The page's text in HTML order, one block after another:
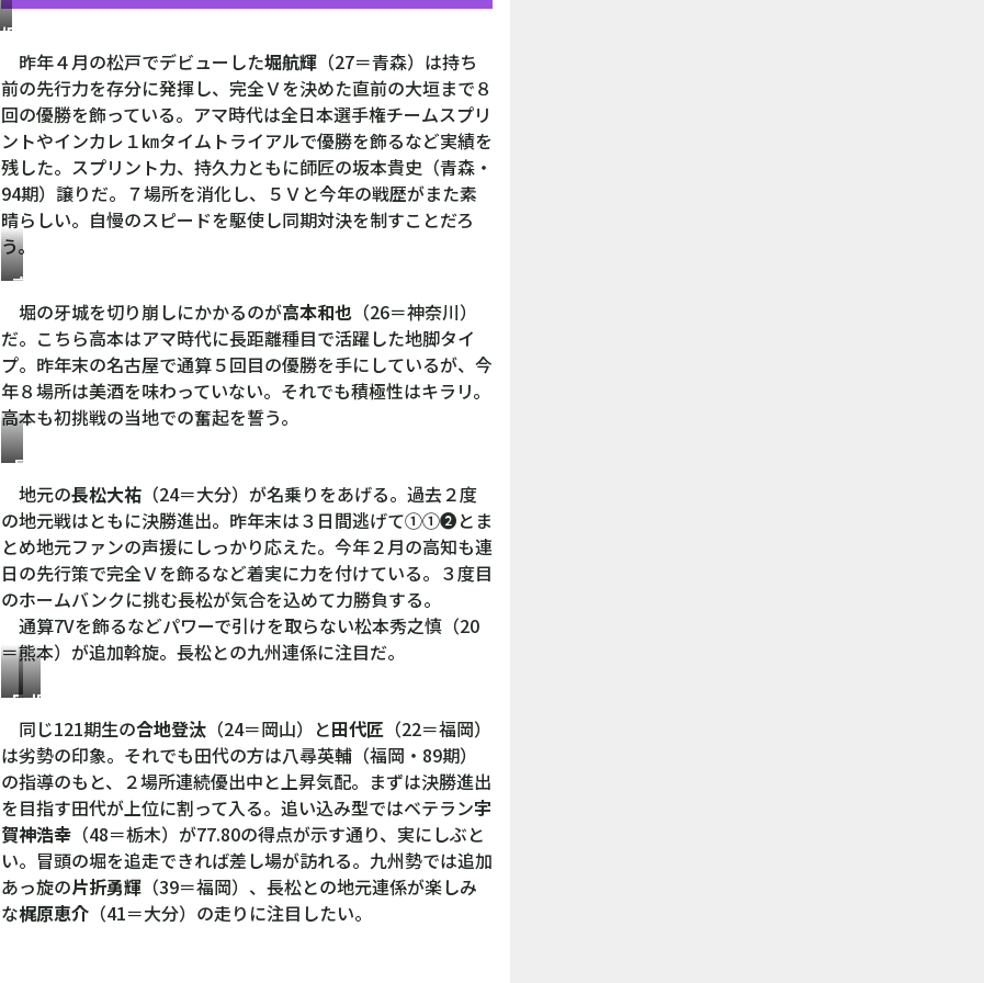
堀
輝
昨年４月の松戸でデビューした堀航輝 （27＝青森）は持ち
前の先行力を存分に発揮し、完全Ｖを決めた直前の大垣まで８
回の優勝を飾っている。アマ時代は全日本選手権チームスプリ
ントやインカレ１㎞タイムトライアルで優勝を飾るなど実績を
残した。スプリント力、持久力ともに師匠の坂本貴史（青森・
94期）譲りだ。７場所を消化し、５Ｖと今年の戦歴がまた素
晴らしい。自慢のスピードを駆使し同期対決を制すことだろ
う。
高
本
和
也
堀の牙城を切り崩しにかかるのが高本和也 （26＝神奈川）
だ。こちら高本はアマ時代に長距離種目で活躍した地脚タイ
プ。昨年末の名古屋で通算５回目の優勝を手にしているが、今
年８場所は美酒を味わっていない。それでも積極性はキラリ。
高本も初挑戦の当地での奮起を誓う。
長
松
大
祐
地元の長松大祐 （24＝大分）が名乗りをあげる。過去２度
の地元戦はともに決勝進出。昨年末は３日間逃げて①①❷とま
とめ地元ファンの声援にしっかり応えた。今年２月の高知も連
日の先行策で完全Ｖを飾るなど着実に力を付けている。３度目
のホームバンクに挑む長松が気合を込めて力勝負する。
通算7Vを飾るなどパワーで引けを取らない松本秀之慎（20
＝熊本）が追加斡旋。長松との九州連係に注目だ。
田
代
匠
梶
原
恵
介
同じ121期生の合地登汰 （24＝岡山）と田代匠 （22＝福岡）
は劣勢の印象。それでも田代の方は八尋英輔（福岡・89期）
の指導のもと、２場所連続優出中と上昇気配。まずは決勝進出
を目指す田代が上位に割って入る。追い込み型ではベテラン宇
賀神浩幸 （48＝栃木）が77.80の得点が示す通り、実にしぶと
い。冒頭の堀を追走できれば差し場が訪れる。九州勢では追加
あっ旋の片折勇輝 （39＝福岡）、長松との地元連係が楽しみ
な梶原恵介 （41＝大分）の走りに注目したい。